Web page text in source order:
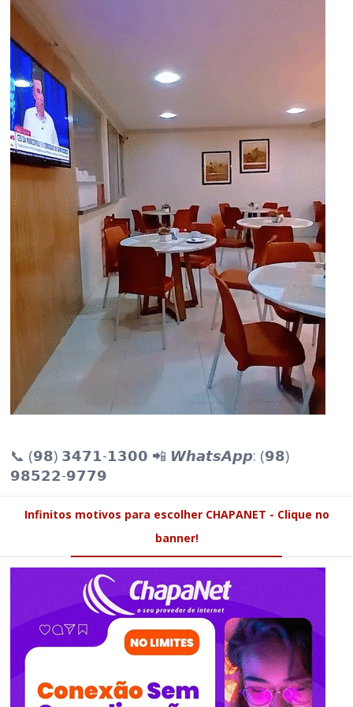
📞 (𝟵𝟴) 𝟯𝟰𝟳𝟭-𝟭𝟯𝟬𝟬 📲 𝙒𝙝𝙖𝙩𝙨𝘼𝙥𝙥: (𝟵𝟴)
𝟵𝟴𝟱𝟮𝟮-𝟵𝟳𝟳𝟵
Infinitos motivos para escolher CHAPANET - Clique no
banner!